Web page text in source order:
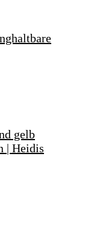
gelb
| Heidis